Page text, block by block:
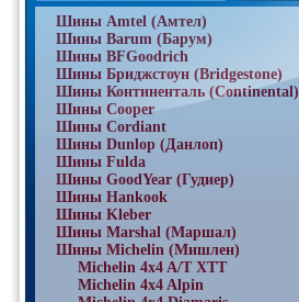
Шины Amtel (Амтел)
Шины Barum (Барум)
Шины BFGoodrich
Шины Бриджстоун (Bridgestone)
Шины Континенталь (Continental)
Шины Cooper
Шины Cordiant
Шины Dunlop (Данлоп)
Шины Fulda
Шины GoodYear (Гудиер)
Шины Hankook
Шины Kleber
Шины Marshal (Маршал)
Шины Michelin (Мишлен)
Michelin 4x4 A/T XTT
Michelin 4x4 Alpin